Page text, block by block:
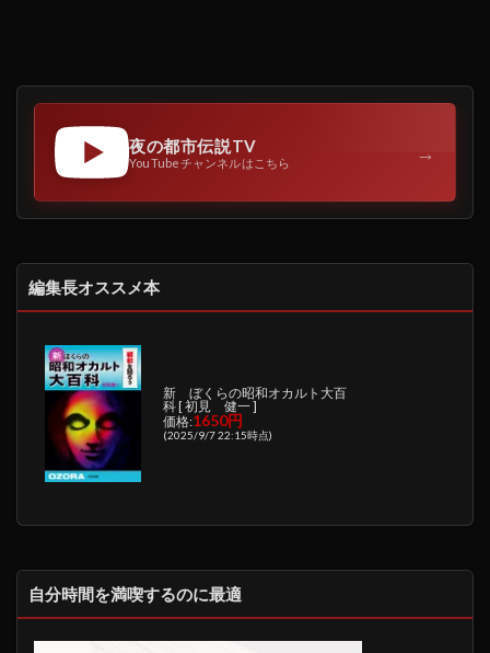
夜の都市伝説TV
YouTubeチャンネルはこちら →
編集長オススメ本
新 ぼくらの昭和オカルト大百
科 [ 初見 健一 ]
価格:1650円
(2025/9/7 22:15時点)
自分時間を満喫するのに最適